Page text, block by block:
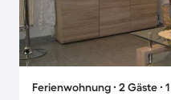
Ferienwohnung ∙ 2 Gäste ∙